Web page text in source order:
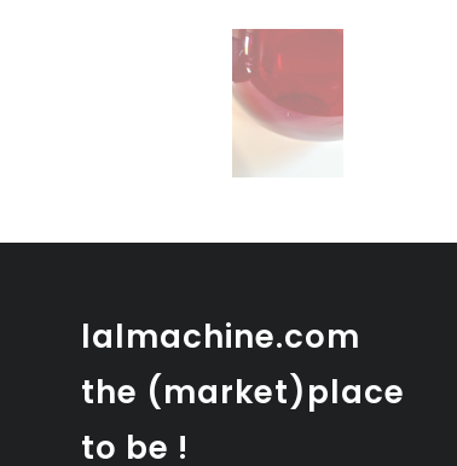
lalmachine.com
the (market)place
to be !